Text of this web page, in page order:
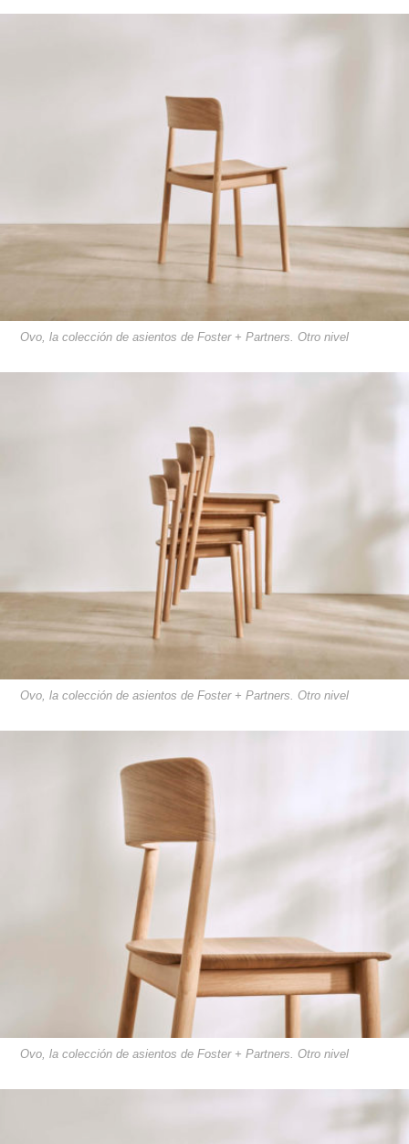
Ovo, la colección de asientos de Foster + Partners. Otro nivel
Ovo, la colección de asientos de Foster + Partners. Otro nivel
Ovo, la colección de asientos de Foster + Partners. Otro nivel